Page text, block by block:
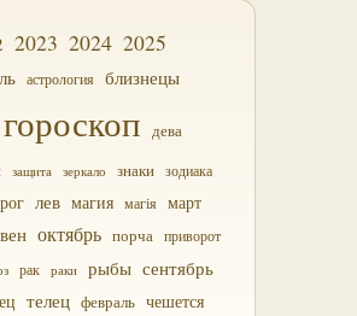
2023 2024 2025
астрология близнецы
гороскоп дева
защита зеркало знаки зодиака
лев магия магія март
октябрь порча приворот
рак раки рыбы сентябрь
телец февраль чешется